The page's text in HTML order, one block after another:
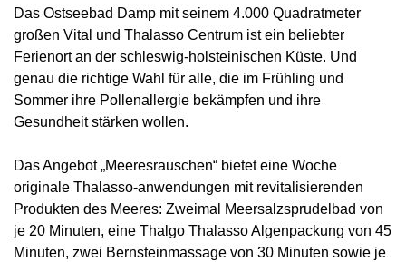
Das Ostseebad Damp mit seinem 4.000 Quadratmeter
großen Vital und Thalasso Centrum ist ein beliebter
Ferienort an der schleswig-holsteinischen Küste. Und
genau die richtige Wahl für alle, die im Frühling und
Sommer ihre Pollenallergie bekämpfen und ihre
Gesundheit stärken wollen.
Das Angebot „Meeresrauschen“ bietet eine Woche
originale Thalasso-anwendungen mit revitalisierenden
Produkten des Meeres: Zweimal Meersalzsprudelbad von
je 20 Minuten, eine Thalgo Thalasso Algenpackung von 45
Minuten, zwei Bernsteinmassage von 30 Minuten sowie je